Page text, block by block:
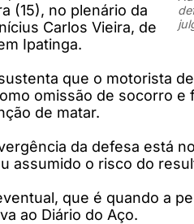
(15), no plenário da
Carlos Vieira, de
Ipatinga.
que o motorista
omissão de socorro e
de matar.
da defesa está
assumido o risco do
que é quando a
ao Diário do Aço.